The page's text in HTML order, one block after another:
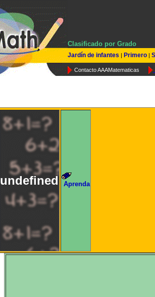
Clasificado por Grado
Jardín de infantes | Primero |
Contacto AAAMatematicas
undefined Aprenda